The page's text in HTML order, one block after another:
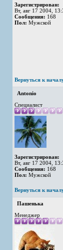
Зарегистрирован:
Вт, авг 17 2004,
Сообщения: 168
Пол: Мужской
Вернуться к
Antonio
Специалист
Зарегистрирован:
Вт, авг 17 2004,
Сообщения: 168
Пол: Мужской
Вернуться к
Пашенька
Менеджер